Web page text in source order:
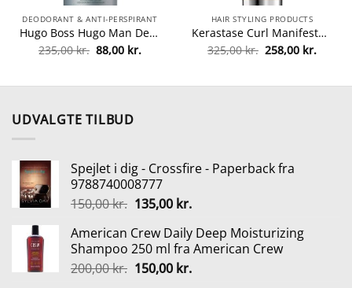
DEODORANT & ANTI-PERSPIRANT
Hugo Boss Hugo Man Deodorant Spray 150 ml fra Hugo Boss
235,00kr. Den
oprindelige
235,00 kr..
88,00 kr.Den
88,00 kr..
HAIR STYLING PRODUCTS
Kerastase Curl Manifesto Creme De Jour Fondamentale Leave-In 150 ml fra Kerastase
325,00kr. Den
oprindelige
325,00 kr..
258,00 kr.Den
kr..
UDVALGTE TILBUD
Spejlet i dig - Crossfire - Paperback fra
9788740008777
150,00kr. Den
pris
var:
150,00 kr..
135,00 kr.Den
pris
er:
135,00 kr..
American Crew Daily Deep Moisturizing
Shampoo 250 ml fra American Crew
200,00kr. Den
150,00 kr.Den